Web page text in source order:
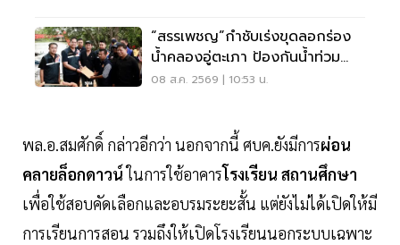
“สรรเพชญ”กำชับเร่งขุดลอกร่อง
น้ำคลองอู่ตะเภา ป้องกันน้ำท่วม
สงขลา
08 ส.ค. 2569 | 10:53 น.
พล.อ.สมศักดิ์ กล่าวอีกว่า นอกจากนี้ ศบค.ยังมีการผ่อน
คลายล็อกดาวน์ในการใช้อาคารโรงเรียน สถานศึกษา
เพื่อใช้สอบคัดเลือกและอบรมระยะสั้น แต่ยังไม่ได้เปิดให้มี
การเรียนการสอน รวมถึงให้เปิดโรงเรียนนอกระบบเฉพาะ